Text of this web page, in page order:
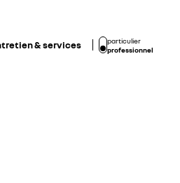
& services
particulier
professionnel